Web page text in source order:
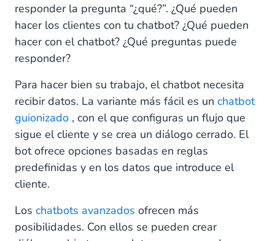
responder la pregunta “¿qué?”. ¿Qué pueden
hacer los clientes con tu chatbot? ¿Qué pueden
hacer con el chatbot? ¿Qué preguntas puede
responder?
Para hacer bien su trabajo, el chatbot necesita
recibir datos. La variante más fácil es un chatbot
guionizado , con el que configuras un flujo que
sigue el cliente y se crea un diálogo cerrado. El
bot ofrece opciones basadas en reglas
predefinidas y en los datos que introduce el
cliente.
Los chatbots avanzados ofrecen más
posibilidades. Con ellos se pueden crear